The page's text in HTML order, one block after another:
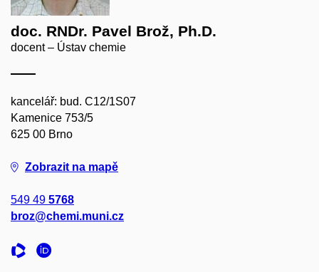
doc. RNDr. Pavel Brož, Ph.D.
docent – Ústav chemie
kancelář: bud. C12/1S07
Kamenice 753/5
625 00 Brno
Zobrazit na mapě
549 49 5768
broz@chemi.muni.cz